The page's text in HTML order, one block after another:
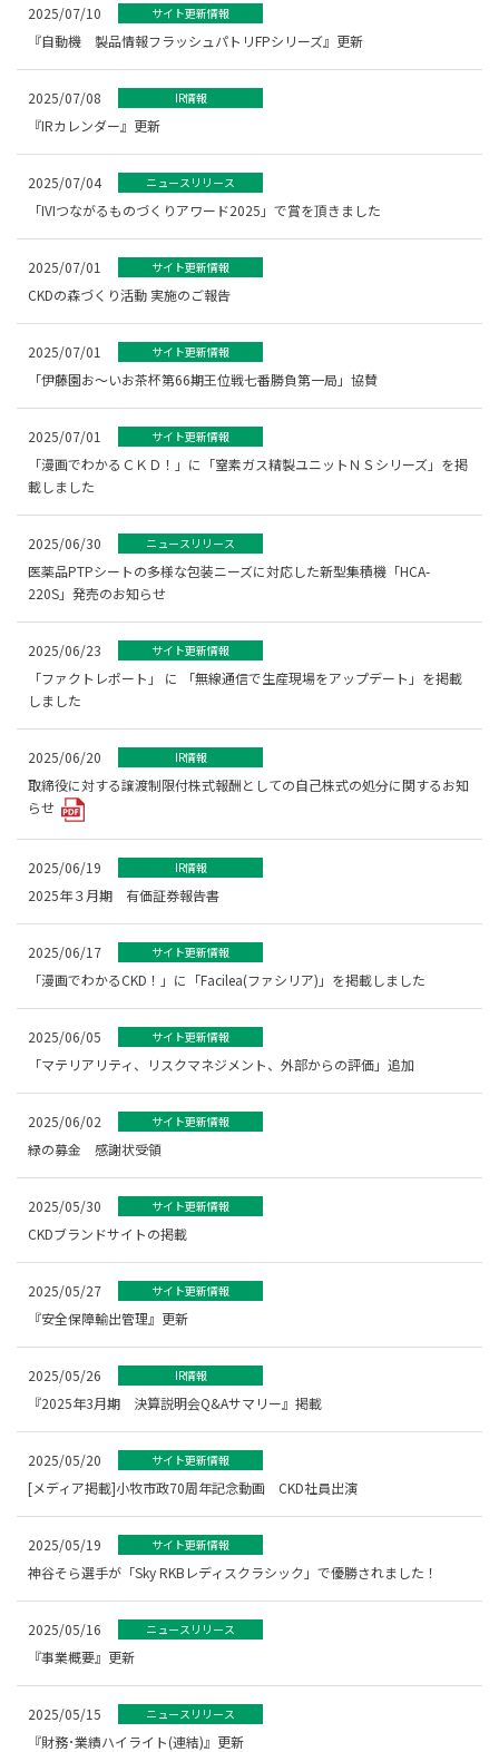
2025/07/10 サイト更新情報
『自動機 製品情報フラッシュパトリFPシリーズ』更新
2025/07/08 IR情報
『IRカレンダー』更新
2025/07/04 ニュースリリース
「IVIつながるものづくりアワード2025」で賞を頂きました
2025/07/01 サイト更新情報
CKDの森づくり活動 実施のご報告
2025/07/01 サイト更新情報
「伊藤園お～いお茶杯第66期王位戦七番勝負第一局」協賛
2025/07/01 サイト更新情報
「漫画でわかるＣＫＤ！」に「窒素ガス精製ユニットＮＳシリーズ」を掲
載しました
2025/06/30 ニュースリリース
医薬品PTPシートの多様な包装ニーズに対応した新型集積機「HCA-
220S」発売のお知らせ
2025/06/23 サイト更新情報
「ファクトレポート」 に 「無線通信で生産現場をアップデート」を掲載
しました
2025/06/20 IR情報
取締役に対する譲渡制限付株式報酬としての自己株式の処分に関するお知
らせ
2025/06/19 IR情報
2025年３月期 有価証券報告書
2025/06/17 サイト更新情報
「漫画でわかるCKD！」に「Facilea(ファシリア)」を掲載しました
2025/06/05 サイト更新情報
「マテリアリティ、リスクマネジメント、外部からの評価」追加
2025/06/02 サイト更新情報
緑の募金 感謝状受領
2025/05/30 サイト更新情報
CKDブランドサイトの掲載
2025/05/27 サイト更新情報
『安全保障輸出管理』更新
2025/05/26 IR情報
『2025年3月期 決算説明会Q&Aサマリー』掲載
2025/05/20 サイト更新情報
[メディア掲載]小牧市政70周年記念動画 CKD社員出演
2025/05/19 サイト更新情報
神谷そら選手が「Sky RKBレディスクラシック」で優勝されました！
2025/05/16 ニュースリリース
『事業概要』更新
2025/05/15 ニュースリリース
『財務･業績ハイライト(連結)』更新